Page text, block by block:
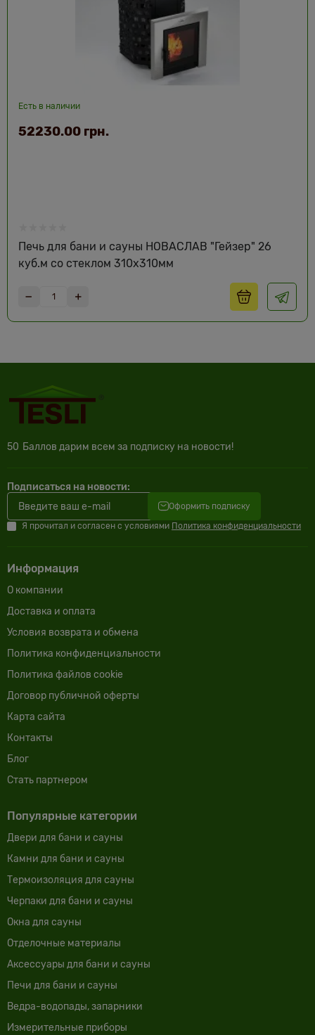
Есть в наличии
Печь для бани и сауны НОВАСЛАВ "Гейзер" 26
куб.м со стеклом 310х310мм
52230.00 грн.
50 Баллов дарим всем за подписку на новости!
Подписаться на новости:
Оформить подписку
Я прочитал и согласен с условиями Политика конфиденциальности
Информация
О компании
Доставка и оплата
Условия возврата и обмена
Политика конфиденциальности
Политика файлов cookie
Договор публичной оферты
Карта сайта
Контакты
Блог
Cтать партнером
Популярные категории
Двери для бани и сауны
Камни для бани и сауны
Термоизоляция для сауны
Черпаки для бани и сауны
Окна для сауны
Отделочные материалы
Аксессуары для бани и сауны
Печи для бани и сауны
Ведра-водопады, запарники
Измерительные приборы